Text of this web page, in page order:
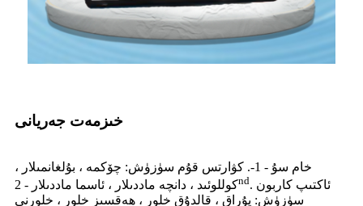
خىزمەت جەريانى
خام سۇ - 1-. كۋارتس قۇم سۈزۈش: چۆكمە ، بۇلغانمىلار ،
كوللوئىد ، دانچە ماددىلار ، ئاسما ماددىلار - 2nd. ئاكتىپ كاربون
سۈزۈش: پۇراق ، قالدۇق خلور ، ھەقسىز خلور ، خلورنى